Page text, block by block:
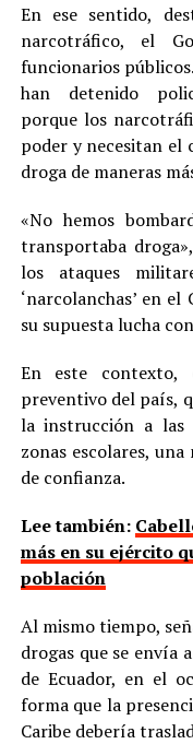
En ese sentido,
narcotráfico, el
funcionarios
han detenido
porque los
poder y necesitan
droga de maneras
«No hemos
transportaba
los ataques
‘narcolanchas’ en
su supuesta lucha
En este contexto,
preventivo del país,
la instrucción a las
zonas escolares,
de confianza.
Lee también:
más en su ejército
población
Al mismo tiempo,
drogas que se envía
de Ecuador, en el
forma que la
Caribe debería